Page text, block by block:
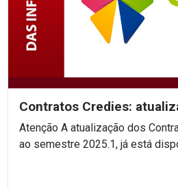
Contratos Credies:
Atenção A atualização dos Contratos Credies, alusivos
ao semestre 2025.1, já está